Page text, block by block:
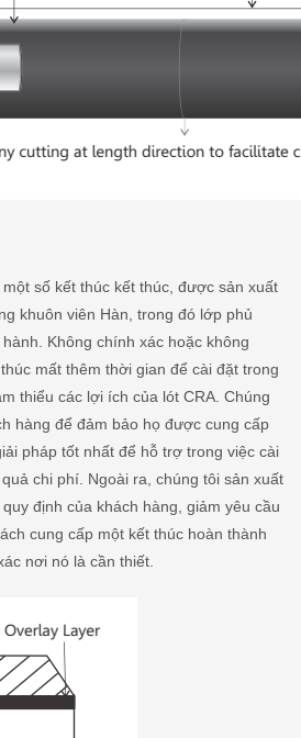
số kết thúc kết thúc, được sản xuất
khuôn viên Hàn, trong đó lớp phủ
Không chính xác hoặc không
mất thêm thời gian để cài đặt trong
thiểu các lợi ích của lót CRA. Chúng
hàng để đảm bảo họ được cung cấp
pháp tốt nhất để hỗ trợ trong việc cài
chi phí. Ngoài ra, chúng tôi sản xuất
định của khách hàng, giảm yêu cầu
cung cấp một kết thúc hoàn thành
nơi nó là cần thiết.